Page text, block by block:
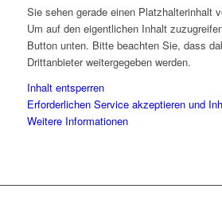
Sie sehen gerade einen Platzhalterinhalt
Um auf den eigentlichen Inhalt
Button unten. Bitte beachten Sie, dass
Drittanbieter weitergegeben werden.
Inhalt entsperren
Erforderlichen Service akzeptieren und
Weitere Informationen